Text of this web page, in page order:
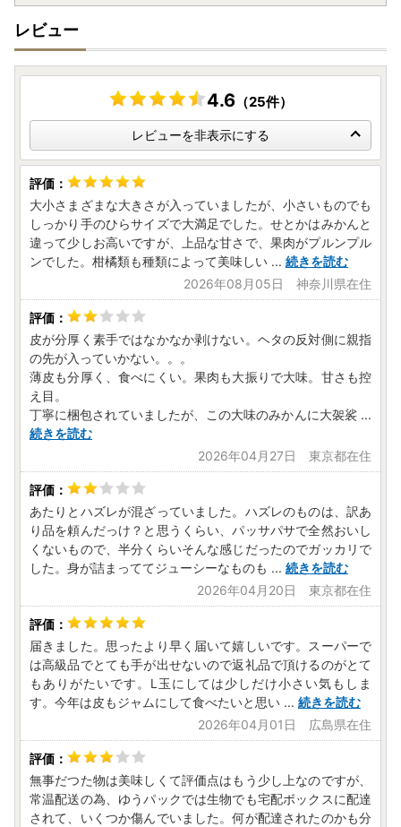
レビュー
4.6（25件）
レビューを非表示にする
大小さまざまな大きさが入っていましたが、小さいものでも
しっかり手のひらサイズで大満足でした。せとかはみかんと
違って少しお高いですが、上品な甘さで、果肉がプルンプル
ンでした。柑橘類も種類によって美味しい ... 続きを読む
2026年08月05日 神奈川県在住
皮が分厚く素手ではなかなか剥けない。ヘタの反対側に親指
の先が入っていかない。。。
薄皮も分厚く、食べにくい。果肉も大振りで大味。甘さも控
え目。
丁寧に梱包されていましたが、この大味のみかんに大袈裟 ...
続きを読む
2026年04月27日 東京都在住
あたりとハズレが混ざっていました。ハズレのものは、訳あ
り品を頼んだっけ？と思うくらい、パッサパサで全然おいし
くないもので、半分くらいそんな感じだったのでガッカリで
した。身が詰まっててジューシーなものも ... 続きを読む
2026年04月20日 東京都在住
届きました。思ったより早く届いて嬉しいです。スーパーで
は高級品でとても手が出せないので返礼品で頂けるのがとて
もありがたいです。L玉にしては少しだけ小さい気もしま
す。今年は皮もジャムにして食べたいと思い ... 続きを読む
2026年04月01日 広島県在住
無事だつた物は美味しくて評価点はもう少し上なのですが、
常温配送の為、ゆうパックでは生物でも宅配ボックスに配達
されて、いくつか傷んでいました。何が配達されたのかも分